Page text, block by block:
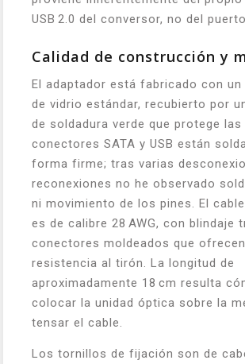
USB 2.0 del conversor, no del
Calidad de construcción y
El adaptador está fabricado con un
de vidrio estándar, recubierto por
de soldadura verde que protege
conectores SATA y USB están
forma firme; tras varias
reconexiones no he observado
ni movimiento de los pines. El
es de calibre 28 AWG, con blindaje
conectores moldeados que
resistencia al tirón. La longitud de
aproximadamente 18 cm resulta
colocar la unidad óptica sobre la
tensar el cable.
Los tornillos de fijación son de